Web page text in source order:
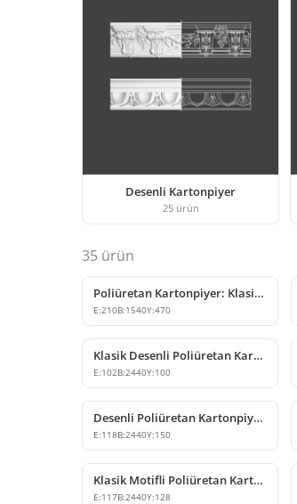
Desenli Kartonpiyer
25 ürün
35 ürün
Poliüretan Kartonpiyer: Klasik Tavan Kornişi ve Dekoratif Profil
E:210B:1540Y:470
Klasik Desenli Poliüretan Kartonpiyer Modelleri
E:102B:2440Y:100
Desenli Poliüretan Kartonpiyer Tavan Profil Çeşitleri
E:118B:2440Y:150
Klasik Motifli Poliüretan Kartonpiyer Tavan Dekoru
E:117B:2440Y:128